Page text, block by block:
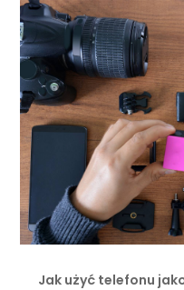
Jak użyć telefonu